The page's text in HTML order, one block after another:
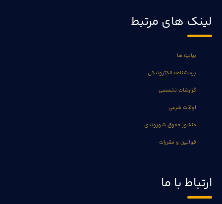
لینک های مرتبط
بیانیه ها
پرسشنامه الکترونیکی
گزارشات تخصصی
اوقات شرعی
منشور حقوق شهروندی
قوانین و مقررات
ارتباط با ما